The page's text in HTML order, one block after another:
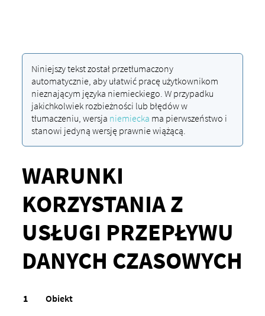
Niniejszy tekst został przetłumaczony
automatycznie, aby ułatwić pracę użytkownikom
nieznającym języka niemieckiego. W przypadku
jakichkolwiek rozbieżności lub błędów w
tłumaczeniu, wersja niemiecka ma pierwszeństwo i
stanowi jedyną wersję prawnie wiążącą.
WARUNKI
KORZYSTANIA Z
USŁUGI PRZEPŁYWU
DANYCH CZASOWYCH
Obiekt